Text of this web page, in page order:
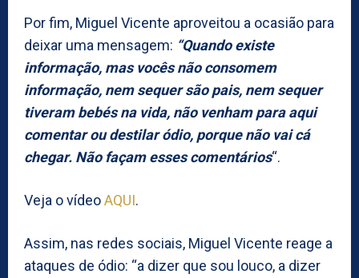
Por fim, Miguel Vicente aproveitou a ocasião para
deixar uma mensagem: “Quando existe
informação, mas vocês não consomem
informação, nem sequer são pais, nem sequer
tiveram bebés na vida, não venham para aqui
comentar ou destilar ódio, porque não vai cá
chegar. Não façam esses comentários“.
Veja o vídeoAQUI.
Assim, nas redes sociais, Miguel Vicente reage a
ataques de ódio: “a dizer que sou louco, a dizer